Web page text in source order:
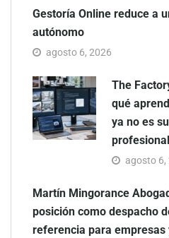
Gestoría Online reduce a
autónomo
agosto 6, 2026
The
qué
ya no es
agosto 6,
Martín Mingorance
posición como despacho
referencia para empresas